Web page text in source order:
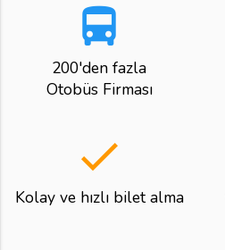
directions_bus
200'den fazla
Otobüs Firması
done
Kolay ve hızlı bilet alma